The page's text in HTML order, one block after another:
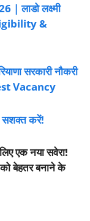
लाडो लक्ष्मी
&
सरकारी नौकरी
Vacancy
सशक्त करें!
एक नया सवेरा!
बेहतर बनाने के